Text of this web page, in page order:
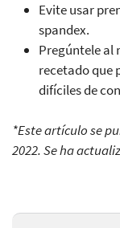
Evite usar
spandex.
Pregúntele al
recetado que
difíciles de
*Este artículo se
2022. Se ha